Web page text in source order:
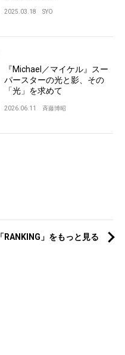
2025.03.18 SYO
『Michael／マイケル』スー
パースターの光と影、その
「光」を求めて
2026.06.11 斉藤博昭
「RANKING」をもっと見る